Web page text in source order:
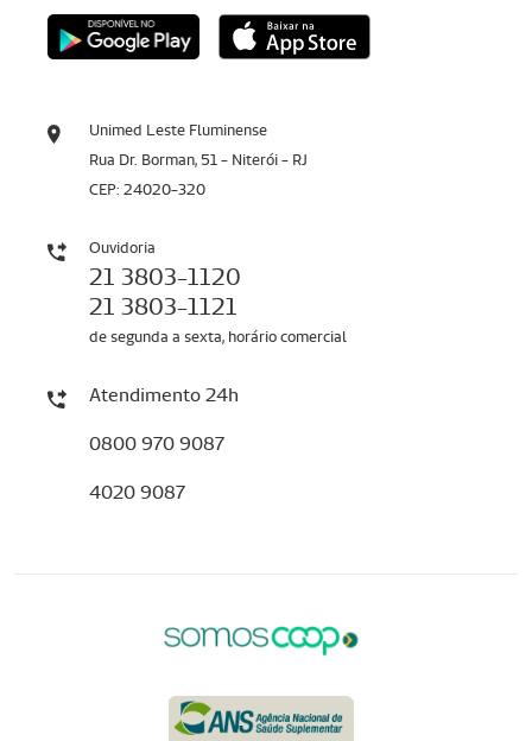
Unimed Leste Fluminense
Rua Dr. Borman, 51 - Niterói - RJ
CEP: 24020-320
Ouvidoria
21 3803-1120
21 3803-1121
de segunda a sexta, horário comercial
Atendimento 24h
0800 970 9087
4020 9087